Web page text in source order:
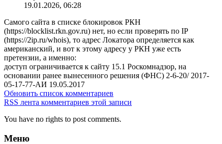
19.01.2026, 06:28
Самого сайта в списке блокировок РКН
(https://blocklist.rkn.gov.ru) нет, но если проверять по IP
(https://2ip.ru/whois), то адрес Локатора определяется как
американский, и вот к этому адресу у РКН уже есть
претензии, а именно:
доступ ограничивается к сайту 15.1 Роскомнадзор, на
основании ранее вынесенного решения (ФНС) 2-6-20/ 2017-
05-17-77-АИ 19.05.2017
Обновить список комментариев
RSS лента комментариев этой записи
You have no rights to post comments.
Меню